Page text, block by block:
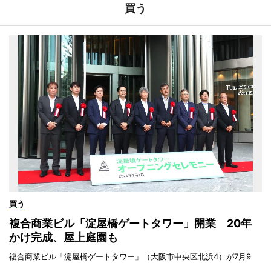
買う
買う
複合商業ビル「淀屋橋ゲートタワー」開業 20年
かけ完成、屋上庭園も
複合商業ビル「淀屋橋ゲートタワー」（大阪市中央区北浜4）が7月9